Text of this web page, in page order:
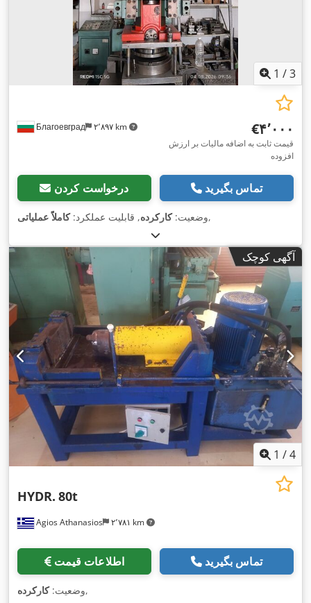
1 /3
Благоевград ۲٬۸۹۷ km ‎€۴٬۰۰۰
قیمت ثابت به اضافه مالیات بر ارزش
افزوده
درخواست کردن تماس بگیرید
وضعیت:کارکرده, قابلیت عملکرد:کاملاً عملیاتی ,
آگهی کوچک
1 /4
Agios Athanasios ۲٬۷۸۱ km
HYDR. 80t
اطلاعات قیمت تماس بگیرید
وضعیت:کارکرده ,